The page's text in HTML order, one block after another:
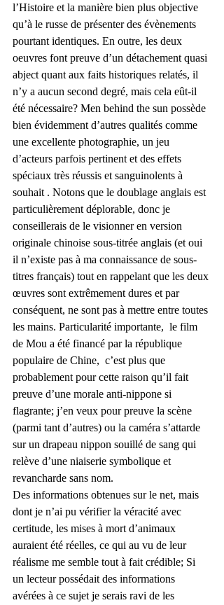
l’Histoire et la manière bien plus objective
qu’à le russe de présenter des évènements
pourtant identiques. En outre, les deux
oeuvres font preuve d’un détachement quasi
abject quant aux faits historiques relatés, il
n’y a aucun second degré, mais cela eût-il
été nécessaire? Men behind the sun possède
bien évidemment d’autres qualités comme
une excellente photographie, un jeu
d’acteurs parfois pertinent et des effets
spéciaux très réussis et sanguinolents à
souhait . Notons que le doublage anglais est
particulièrement déplorable, donc je
conseillerais de le visionner en version
originale chinoise sous-titrée anglais (et oui
il n’existe pas à ma connaissance de sous-
titres français) tout en rappelant que les deux
œuvres sont extrêmement dures et par
conséquent, ne sont pas à mettre entre toutes
les mains. Particularité importante,  le film
de Mou a été financé par la république
populaire de Chine,  c’est plus que
probablement pour cette raison qu’il fait
preuve d’une morale anti-nippone si
flagrante; j’en veux pour preuve la scène
(parmi tant d’autres) ou la caméra s’attarde
sur un drapeau nippon souillé de sang qui
relève d’une niaiserie symbolique et
revancharde sans nom.
Des informations obtenues sur le net, mais
dont je n’ai pu vérifier la véracité avec
certitude, les mises à mort d’animaux
auraient été réelles, ce qui au vu de leur
réalisme me semble tout à fait crédible; Si
un lecteur possédait des informations
avérées à ce sujet je serais ravi de les